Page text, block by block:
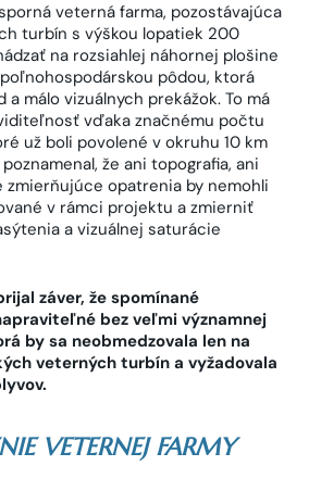
veterná farma, pozostávajúca
turbín s výškou lopatiek 200
na rozsiahlej náhornej plošine
pôdou, ktorá
málo vizuálnych prekážok. To má
vďaka značnému počtu
už boli povolené v okruhu 10 km
že ani topografia, ani
zmierňujúce opatrenia by nemohli
v rámci projektu a zmierniť
a vizuálnej saturácie
záver, že spomínané
bez veľmi významnej
by sa neobmedzovala len na
veterných turbín a vyžadovala
VETERNEJ FARMY